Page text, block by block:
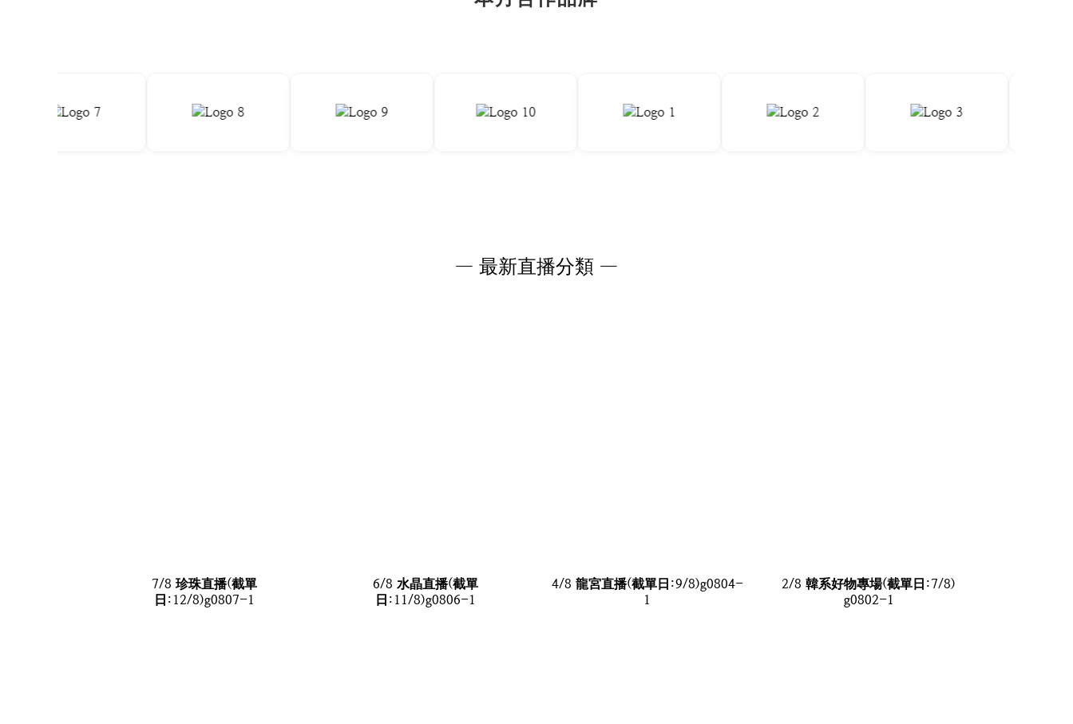
— 最新直播分類 —
7/8 珍珠直播(截單
日:12/8)g0807-1
6/8 水晶直播(截單
日:11/8)g0806-1
4/8 龍宮直播(截單日:9/8)g0804-
1
2/8 韓系好物專場(截單日:7/8)
g0802-1